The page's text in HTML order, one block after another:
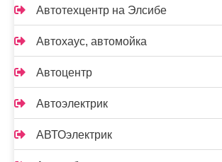
Автотехцентр на Элсибе
Автохаус, автомойка
Автоцентр
Автоэлектрик
АВТОэлектрик